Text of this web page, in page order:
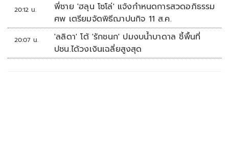
20:12 น.
พี่ชาย 'ฮลุน โซโล่' แจ้งกำหนดการสวดอภิธรรม
ศพ เตรียมจัดพิธีฌาปนกิจ 11 ส.ค.
20:07 น.
'ลลิดา' โต้ 'รักชนก' ปมงบน้ำบาดาล ชี้พื้นที่
ปชน.ได้วงเงินเฉลี่ยสูงสุด